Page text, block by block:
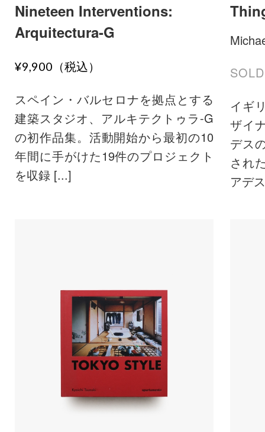
Nineteen Interventions:
Arquitectura-G
¥9,900（税込）
スペイン・バルセロナを拠点とする
建築スタジオ、アルキテクトゥラ-G
の初作品集。活動開始から最初の10
年間に手がけた19件のプロジェクト
を収録 [...]
イギ
ザイ
デス
され
アデ